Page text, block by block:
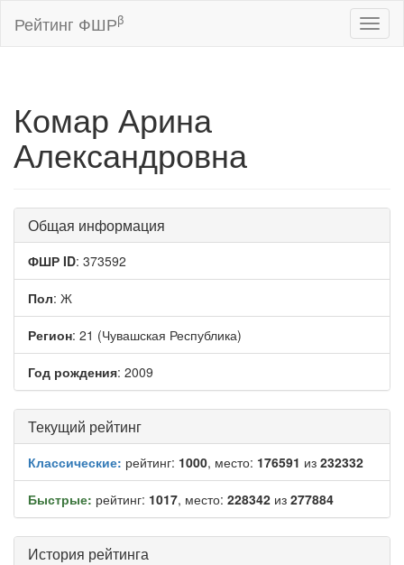
Рейтинг ФШРβ
Комар Арина
Александровна
Общая информация
ФШР ID: 373592
Пол: Ж
Регион: 21 (Чувашская Республика)
Год рождения: 2009
Текущий рейтинг
Классические: рейтинг: 1000, место: 176591 из 232332
Быстрые: рейтинг: 1017, место: 228342 из 277884
История рейтинга